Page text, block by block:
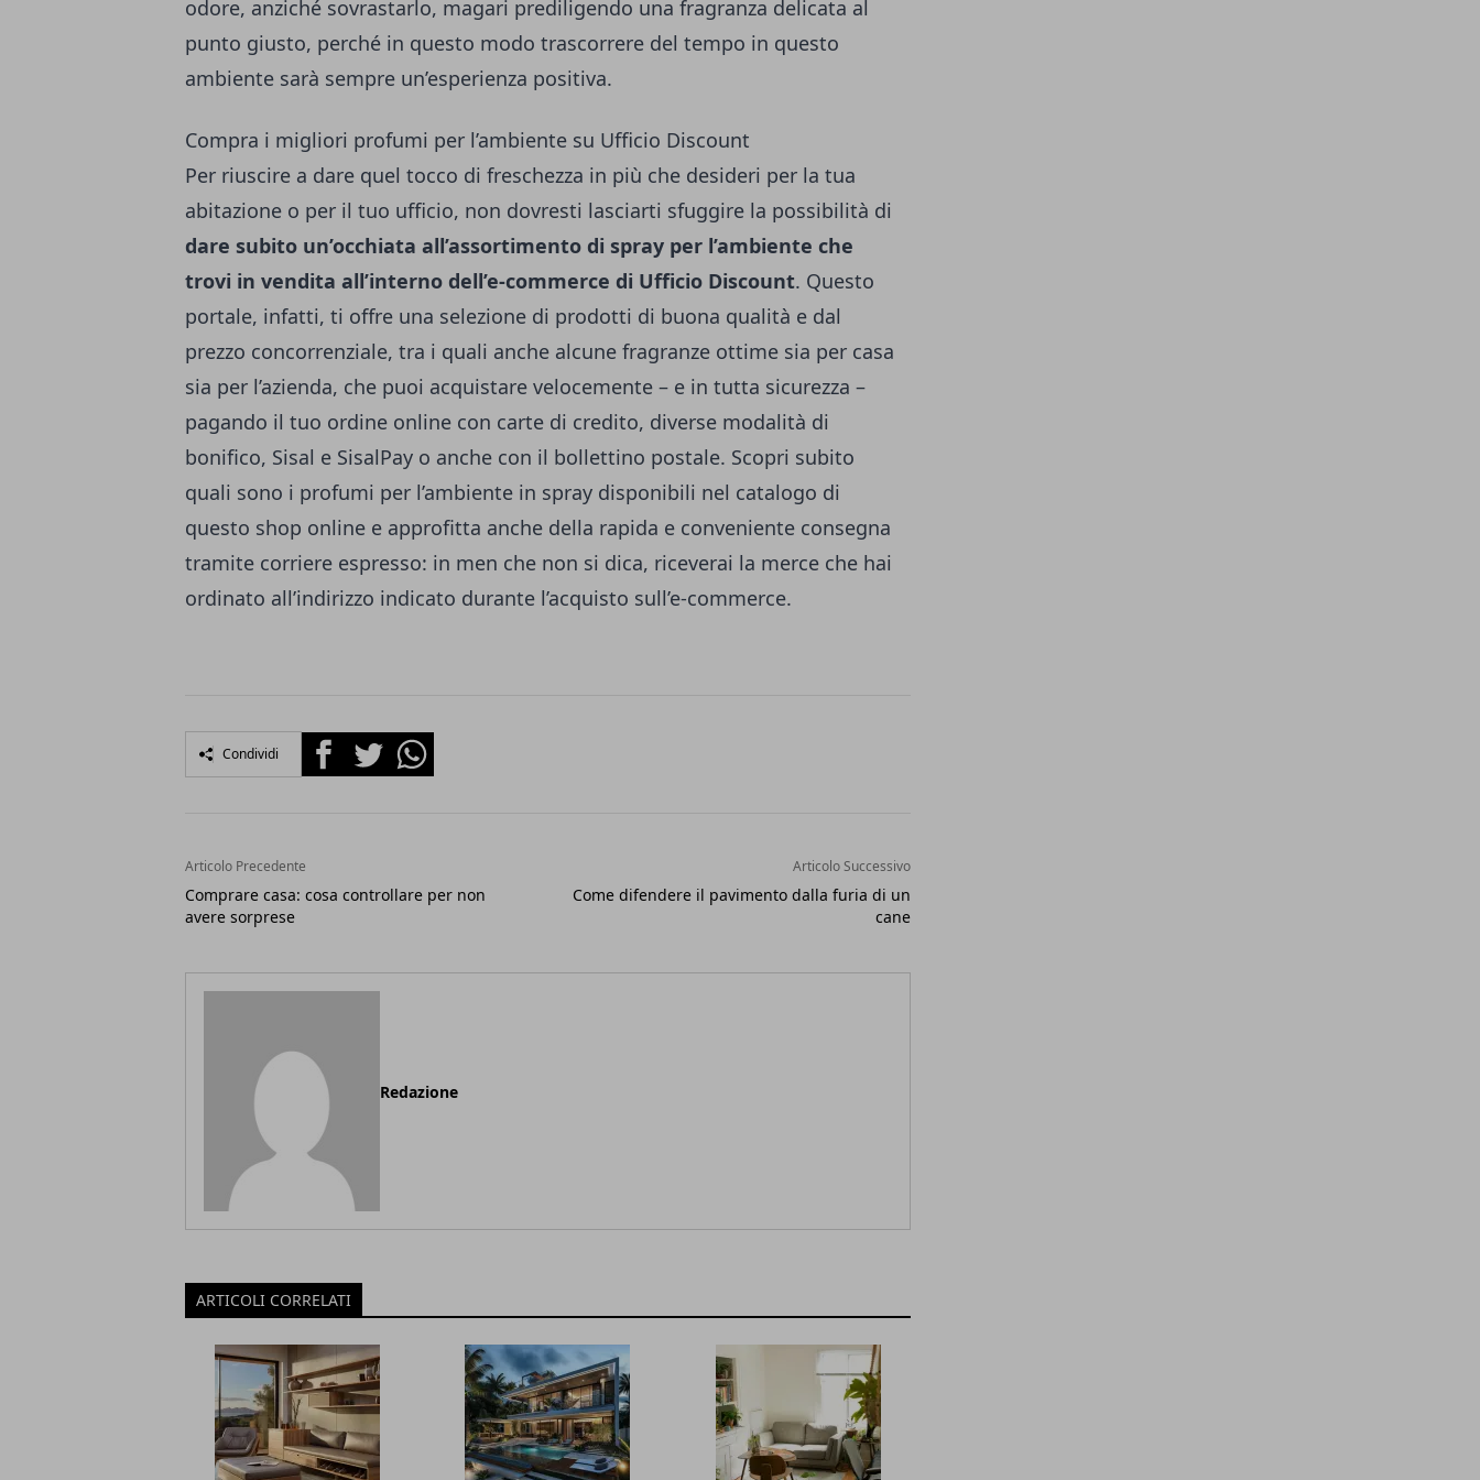
odore, anziché sovrastarlo, magari prediligendo una fragranza delicata al
punto giusto, perché in questo modo trascorrere del tempo in questo
ambiente sarà sempre un’esperienza positiva.
Compra i migliori profumi per l’ambiente su Ufficio Discount
Per riuscire a dare quel tocco di freschezza in più che desideri per la tua
abitazione o per il tuo ufficio, non dovresti lasciarti sfuggire la possibilità di
dare subito un’occhiata all’assortimento di spray per l’ambiente che
trovi in vendita all’interno dell’e-commerce di Ufficio Discount. Questo
portale, infatti, ti offre una selezione di prodotti di buona qualità e dal
prezzo concorrenziale, tra i quali anche alcune fragranze ottime sia per casa
sia per l’azienda, che puoi acquistare velocemente – e in tutta sicurezza –
pagando il tuo ordine online con carte di credito, diverse modalità di
bonifico, Sisal e SisalPay o anche con il bollettino postale. Scopri subito
quali sono i profumi per l’ambiente in spray disponibili nel catalogo di
questo shop online e approfitta anche della rapida e conveniente consegna
tramite corriere espresso: in men che non si dica, riceverai la merce che hai
ordinato all’indirizzo indicato durante l’acquisto sull’e-commerce.
Condividi FacebookTwitterWhatsapp
Articolo Precedente
Comprare casa: cosa controllare per non
avere sorprese
Articolo Successivo
Come difendere il pavimento dalla furia di un
cane
Redazione
ARTICOLI CORRELATI